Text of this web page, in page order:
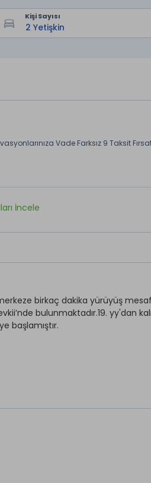
Kişi Sayısı
Vade Farksız 9 Taksit
İncele
birkaç dakika yürüyüş
bulunmaktadır.19. yy'dan
başlamıştır.